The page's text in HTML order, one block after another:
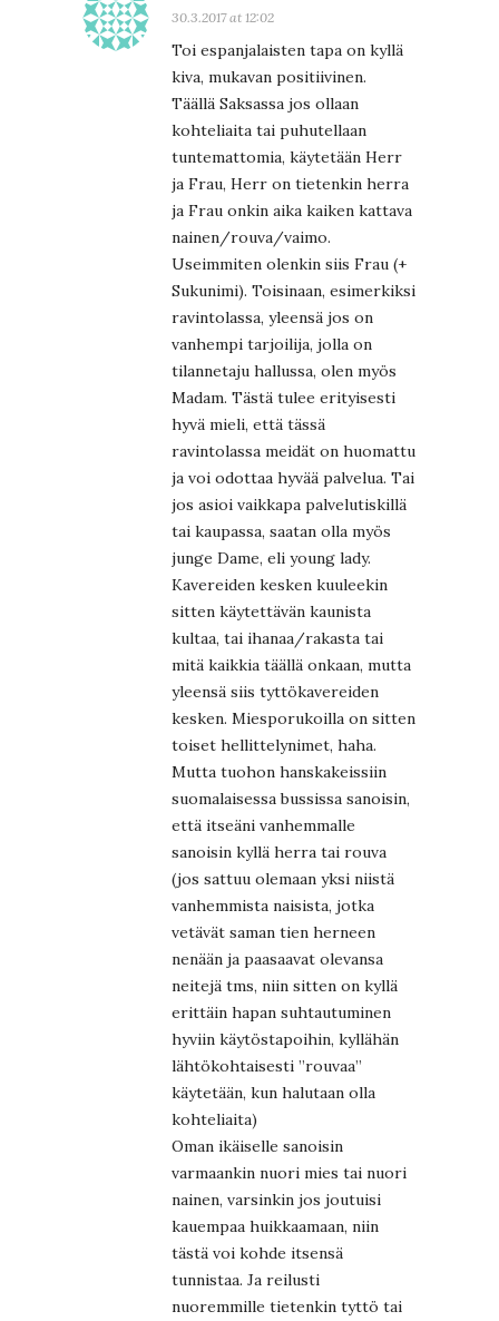
30.3.2017 at 12:02
Toi espanjalaisten tapa on kyllä
kiva, mukavan positiivinen.
Täällä Saksassa jos ollaan
kohteliaita tai puhutellaan
tuntemattomia, käytetään Herr
ja Frau, Herr on tietenkin herra
ja Frau onkin aika kaiken kattava
nainen/rouva/vaimo.
Useimmiten olenkin siis Frau (+
Sukunimi). Toisinaan, esimerkiksi
ravintolassa, yleensä jos on
vanhempi tarjoilija, jolla on
tilannetaju hallussa, olen myös
Madam. Tästä tulee erityisesti
hyvä mieli, että tässä
ravintolassa meidät on huomattu
ja voi odottaa hyvää palvelua. Tai
jos asioi vaikkapa palvelutiskillä
tai kaupassa, saatan olla myös
junge Dame, eli young lady.
Kavereiden kesken kuuleekin
sitten käytettävän kaunista
kultaa, tai ihanaa/rakasta tai
mitä kaikkia täällä onkaan, mutta
yleensä siis tyttökavereiden
kesken. Miesporukoilla on sitten
toiset hellittelynimet, haha.
Mutta tuohon hanskakeissiin
suomalaisessa bussissa sanoisin,
että itseäni vanhemmalle
sanoisin kyllä herra tai rouva
(jos sattuu olemaan yksi niistä
vanhemmista naisista, jotka
vetävät saman tien herneen
nenään ja paasaavat olevansa
neitejä tms, niin sitten on kyllä
erittäin hapan suhtautuminen
hyviin käytöstapoihin, kyllähän
lähtökohtaisesti ”rouvaa”
käytetään, kun halutaan olla
kohteliaita)
Oman ikäiselle sanoisin
varmaankin nuori mies tai nuori
nainen, varsinkin jos joutuisi
kauempaa huikkaamaan, niin
tästä voi kohde itsensä
tunnistaa. Ja reilusti
nuoremmille tietenkin tyttö tai